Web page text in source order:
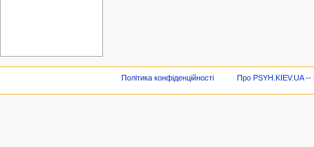
Політика конфіденційності Про PSYH.KIEV.UA --